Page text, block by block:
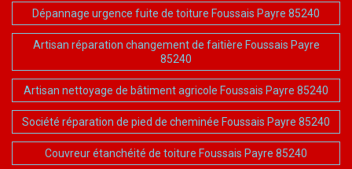
Dépannage urgence fuite de toiture Foussais Payre 85240
Artisan réparation changement de faitière Foussais Payre
85240
Artisan nettoyage de bâtiment agricole Foussais Payre 85240
Société réparation de pied de cheminée Foussais Payre 85240
Couvreur étanchéité de toiture Foussais Payre 85240